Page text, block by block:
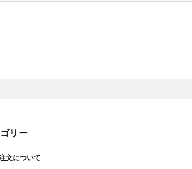
リー
文について